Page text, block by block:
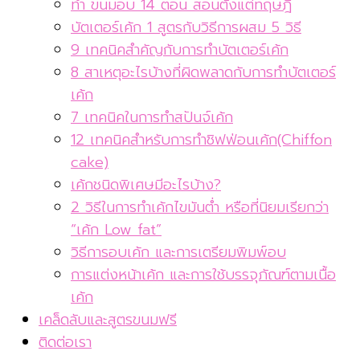
ทำ ขนมอบ 14 ตอน สอนตั้งแต่ทฤษฎี
บัตเตอร์เค้ก 1 สูตรกับวิธีการผสม 5 วิธี
9 เทคนิคสำคัญกับการทำบัตเตอร์เค้ก
8 สาเหตุอะไรบ้างที่ผิดพลาดกับการทำบัตเตอร์
เค้ก
7 เทคนิคในการทำสปันจ์เค้ก
12 เทคนิคสำหรับการทำชิฟฟ่อนเค้ก(Chiffon
cake)
เค้กชนิดพิเศษมีอะไรบ้าง?
2 วิธีในการทำเค้กไขมันต่ำ หรือที่นิยมเรียกว่า
“เค้ก Low fat”
วิธีการอบเค้ก และการเตรียมพิมพ์อบ
การแต่งหน้าเค้ก และการใช้บรรจุภัณฑ์ตามเนื้อ
เค้ก
เคล็ดลับและสูตรขนมฟรี
ติดต่อเรา